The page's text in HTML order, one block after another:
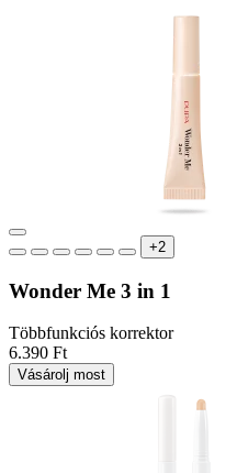
+2
Wonder Me 3 in 1
Többfunkciós korrektor
6.390 Ft
Vásárolj most